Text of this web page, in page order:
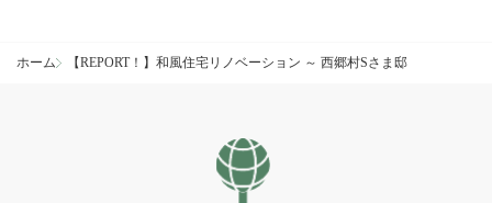
ホーム 【REPORT！】和風住宅リノベーション ～ 西郷村Sさま邸